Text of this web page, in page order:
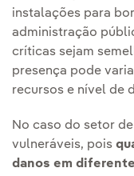
instalações para
administração
críticas sejam
presença pode
recursos e nível de
No caso do setor
vulneráveis, pois
danos em